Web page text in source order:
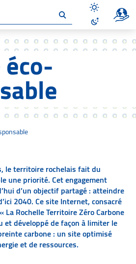
Un
Désactiver
Activer le
le territoire rochelais fait du
une priorité. Cet engagement
d’un objectif partagé : atteindre
2040. Ce site Internet, consacré
Rochelle Territoire Zéro Carbone
et développé de façon à limiter le
carbone : un site optimisé
et de ressources.